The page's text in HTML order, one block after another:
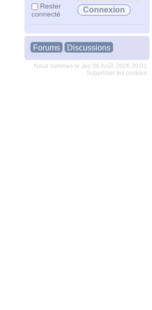
Rester
connecté
Forums Discussions
Nous sommes le Jeu 06 Août, 2026 20:01
Supprimer les cookies